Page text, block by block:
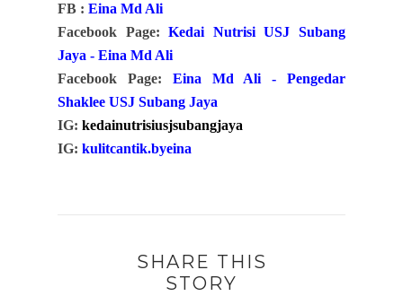
FB : Eina Md Ali
Facebook Page:Kedai Nutrisi USJ Subang
Jaya - Eina Md Ali
Facebook Page: Eina Md Ali - Pengedar
Shaklee USJ Subang Jaya
IG: kedainutrisiusjsubangjaya
IG: kulitcantik.byeina
SHARE THIS
STORY